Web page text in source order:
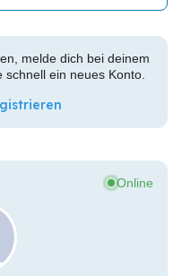
melde dich bei deinem
ein neues Konto.
Online